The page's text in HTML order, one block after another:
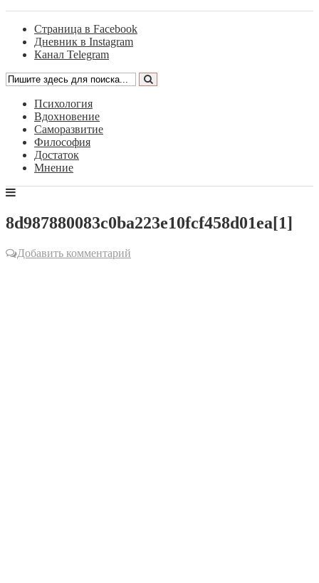
Страница в Facebook
Дневник в Instagram
Канал Telegram
Психология
Вдохновение
Саморазвитие
Философия
Достаток
Мнение
8d987880083c0ba223e10fcf458d01ea[1]
Добавить комментарий